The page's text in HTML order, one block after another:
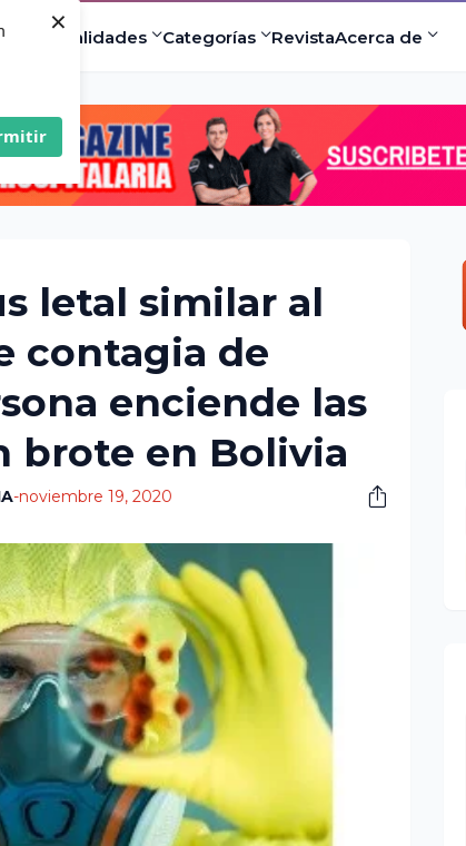
×
Especialidades Categorías RevistaAcerca de
letal similar al
contagia de
enciende las
brote en Bolivia
-noviembre 19, 2020